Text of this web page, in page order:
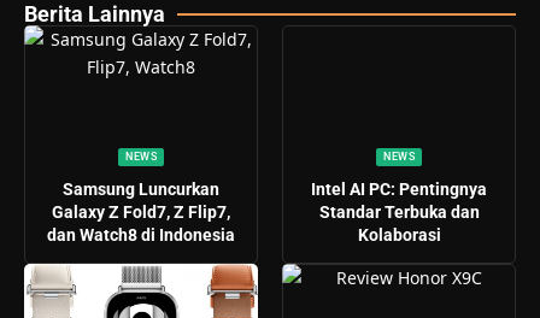
Berita Lainnya
NEWS
Samsung Luncurkan
Galaxy Z Fold7, Z Flip7,
dan Watch8 di Indonesia
NEWS
Intel AI PC: Pentingnya
Standar Terbuka dan
Kolaborasi